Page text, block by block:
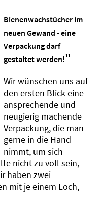
Bienenwachstücher im
neuen Gewand - eine
Verpackung darf
gestaltet werden!"
Wir wünschen uns auf
den ersten Blick eine
ansprechende und
neugierig machende
Verpackung, die man
gerne in die Hand
nimmt, um sich
nicht zu voll sein,
haben zwei
mit je einem Loch,